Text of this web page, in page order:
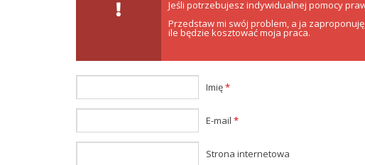
Jeśli potrzebujesz indywidualnej pomocy
Przedstaw mi swój problem, a ja
ile będzie kosztować moja praca.
Imię*
E-mail *
Strona internetowa